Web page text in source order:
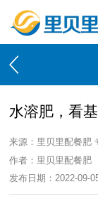
水溶肥，看
来源：里贝里配餐肥
作者：里贝里配餐肥
发布日期：2022-09-